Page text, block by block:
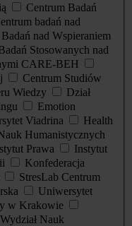
Centrum Badań
badań nad
nad Wspieraniem
Stosowanych nad
CARE-BEH
Centrum Studiów
Wiedzy
Dział
Emotion
Viadrina
Health
Humanistycznych
Prawa
Instytut
Konfederacja
StresLab Centrum
Uniwersytet
w Krakowie
Wydział Nauk